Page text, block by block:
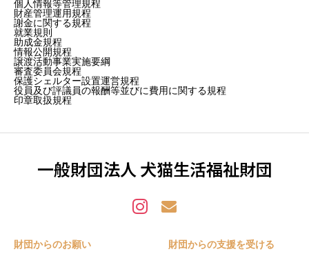
個人情報等管理規程
財産管理運用規程
謝金に関する規程
就業規則
助成金規程
情報公開規程
譲渡活動事業実施要綱
審査委員会規程
保護シェルター設置運営規程
役員及び評議員の報酬等並びに費用に関する規程
印章取扱規程
一般財団法人 犬猫生活福祉財団
財団からのお願い 財団からの支援を受ける